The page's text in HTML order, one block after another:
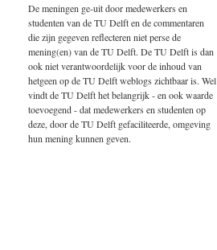
De meningen ge-uit door medewerkers en
studenten van de TU Delft en de commentaren
die zijn gegeven reflecteren niet perse de
mening(en) van de TU Delft. De TU Delft is dan
ook niet verantwoordelijk voor de inhoud van
hetgeen op de TU Delft weblogs zichtbaar is. Wel
vindt de TU Delft het belangrijk - en ook waarde
toevoegend - dat medewerkers en studenten op
deze, door de TU Delft gefaciliteerde, omgeving
hun mening kunnen geven.